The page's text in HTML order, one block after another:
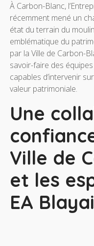
À Carbon-Blanc,
récemment mené un
état du terrain du
emblématique du
par la Ville de Carbon-
savoir-faire des équipes
capables d’intervenir
valeur patrimoniale.
Une
Ville de
et les
EA